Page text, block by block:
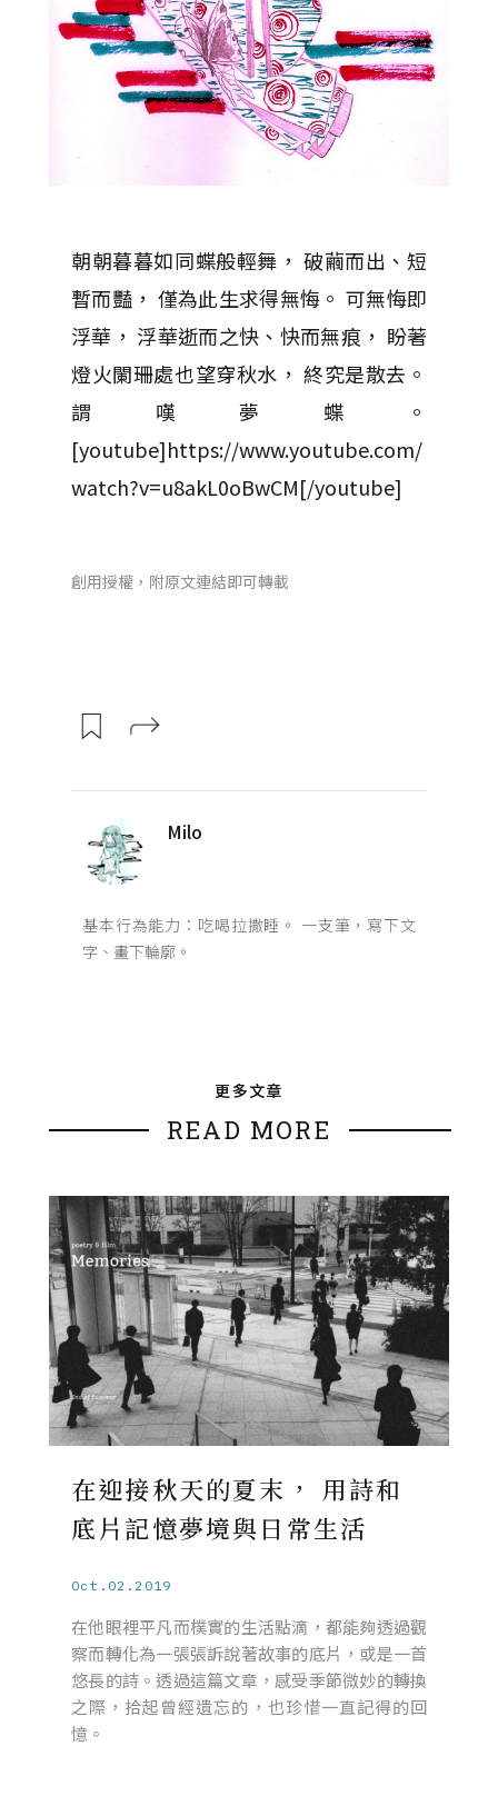
朝朝暮暮如同蝶般輕舞， 破繭而出、短
暫而豔， 僅為此生求得無悔。 可無悔即
浮華， 浮華逝而之快、快而無痕， 盼著
燈火闌珊處也望穿秋水， 終究是散去。
謂嘆夢蝶。
[youtube]https://www.youtube.com/
watch?v=u8akL0oBwCM[/youtube]
創用授權，附原文連結即可轉載
Milo
基本行為能力：吃喝拉撒睡。 一支筆，寫下文
字、畫下輪廓。
更多文章
READ MORE
在迎接秋天的夏末， 用詩和
底片記憶夢境與日常生活
Oct.02.2019
在他眼裡平凡而樸實的生活點滴，都能夠透過觀
察而轉化為一張張訴說著故事的底片，或是一首
悠長的詩。透過這篇文章，感受季節微妙的轉換
之際，拾起曾經遺忘的，也珍惜一直記得的回
憶。